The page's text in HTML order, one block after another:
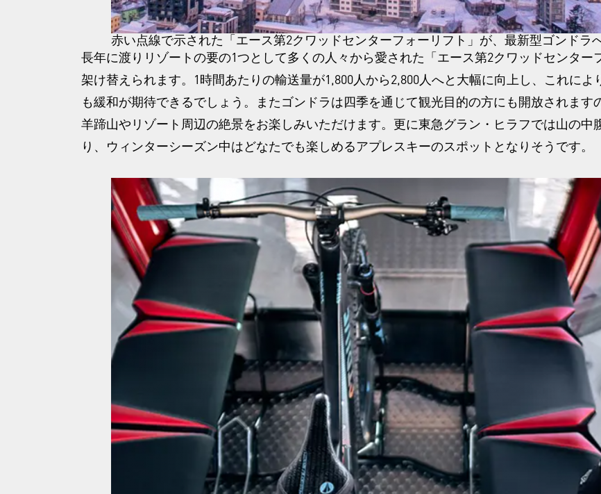
赤い点線で示された「エース第2クワッドセンターフォーリフト」が、最新型ゴンドラ
長年に渡りリゾートの要の1つとして多くの人々から愛された「エース第2クワッドセンター
架け替えられます。1時間あたりの輸送量が1,800人から2,800人へと大幅に向上し、これに
も緩和が期待できるでしょう。またゴンドラは四季を通じて観光目的の方にも開放されま
羊蹄山やリゾート周辺の絶景をお楽しみいただけます。更に東急グラン・ヒラフでは山の
り、ウィンターシーズン中はどなたでも楽しめるアプレスキーのスポットとなりそうです。